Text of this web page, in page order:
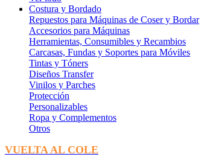
Costura y Bordado
Repuestos para Máquinas de Coser y Bordar
Accesorios para Máquinas
Herramientas, Consumibles y Recambios
Carcasas, Fundas y Soportes para Móviles
Tintas y Tóners
Diseños Transfer
Vinilos y Parches
Protección
Personalizables
Ropa y Complementos
Otros
VUELTA AL COLE